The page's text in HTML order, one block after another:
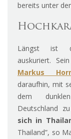
bereits unter
Längst ist
auskuriert. Sein
Markus
daraufhin, mit
dem
Deutschland
sich in
Thailand”, so